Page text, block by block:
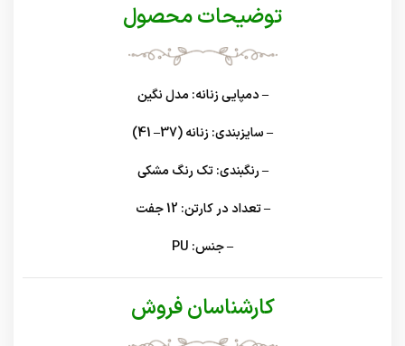
توضیحات محصول
– دمپایی زنانه: مدل نگین
– سایزبندی: زنانه (37– 41)
– رنگبندی: تک رنگ مشکی
– تعداد در کارتن: 12 جفت
– جنس: PU
کارشناسان فروش